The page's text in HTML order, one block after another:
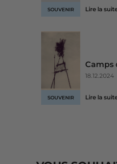
SOUVENIR Lire la
SOUVENIR
Camps
18.12.2024
Lire la